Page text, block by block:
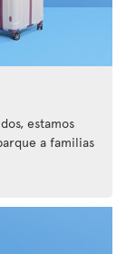
estamos
a familias